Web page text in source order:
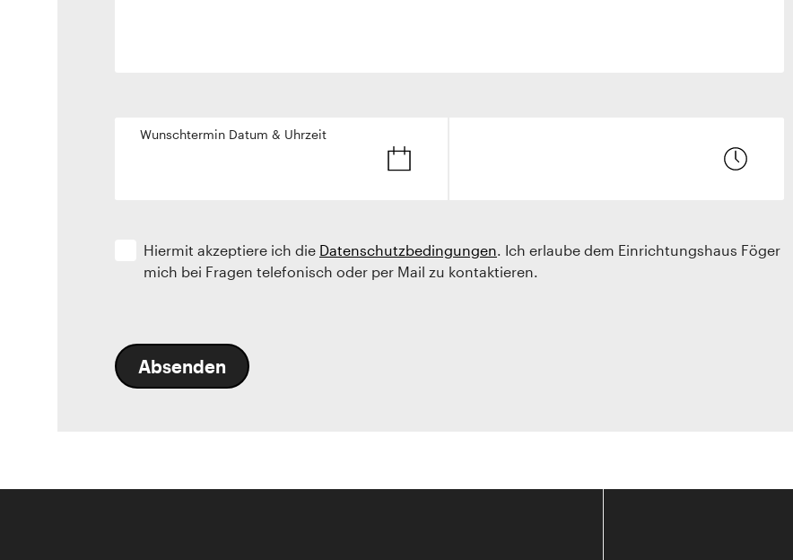
Wunschtermin Datum & Uhrzeit
Hiermit akzeptiere ich die Datenschutzbedingungen. Ich erlaube dem Einrichtungshaus Föger
mich bei Fragen telefonisch oder per Mail zu kontaktieren.
Absenden